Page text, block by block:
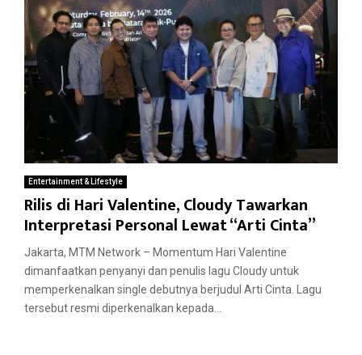
Entertainment & Lifestyle
Rilis di Hari Valentine, Cloudy Tawarkan
Interpretasi Personal Lewat “Arti Cinta”
Jakarta, MTM Network – Momentum Hari Valentine
dimanfaatkan penyanyi dan penulis lagu Cloudy untuk
memperkenalkan single debutnya berjudul Arti Cinta. Lagu
tersebut resmi diperkenalkan kepada...